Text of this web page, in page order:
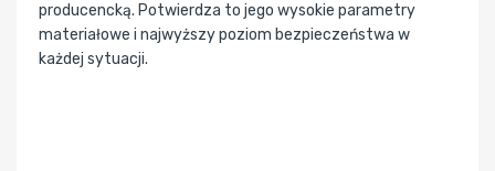
producencką. Potwierdza to jego wysokie parametry
materiałowe i najwyższy poziom bezpieczeństwa w
każdej sytuacji.